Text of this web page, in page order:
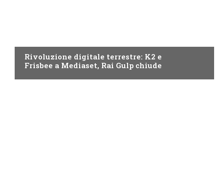
Rivoluzione digitale terrestre: K2 e
Frisbee a Mediaset, Rai Gulp chiude